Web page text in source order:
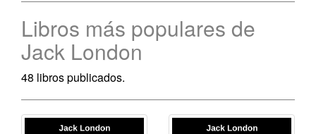
Libros más populares de
Jack London
48 libros publicados.